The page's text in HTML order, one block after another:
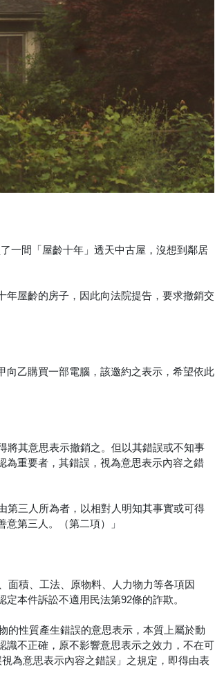
一間「屋齡十年」透天中古屋，沒想到鄰居
屋齡的房子，因此向法院提告，要求撤銷交
向乙購買一部電腦，該邀約之表示，希望依此
將其意思表示撤銷之。但以其錯誤或不知事
為重要者，其錯誤，視為意思表示內容之錯
第三人所為者，以相對人明知其事實或可得
第三人。（第二項）」
面積、工法、原物料、人力物力等各項因
本件訴訟不適用民法第92條的詐欺。
的性質產生錯誤的意思表示，本質上屬於動
識不正確，原不影響意思表示之效力，不在可
為意思表示內容之錯誤」之規定，即得由表